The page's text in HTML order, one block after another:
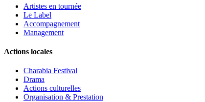
Artistes en tournée
Le Label
Accompagnement
Management
Actions locales
Charabia Festival
Drama
Actions culturelles
Organisation & Prestation